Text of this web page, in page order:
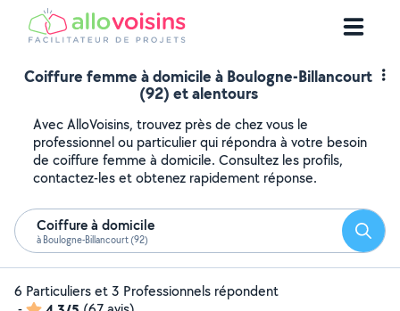
Coiffure femme à domicile à Boulogne-Billancourt
(92) et alentours
Avec AlloVoisins, trouvez près de chez vous le
professionnel ou particulier qui répondra à votre besoin
de coiffure femme à domicile. Consultez les profils,
contactez-les et obtenez rapidement réponse.
Coiffure à domicile
à Boulogne-Billancourt (92)
6 Particuliers et 3 Professionnels répondent